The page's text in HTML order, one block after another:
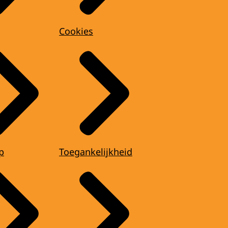
Cookies
Toegankelijkheid